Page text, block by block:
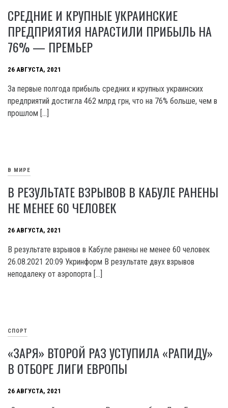
СРЕДНИЕ И КРУПНЫЕ УКРАИНСКИЕ
ПРЕДПРИЯТИЯ НАРАСТИЛИ ПРИБЫЛЬ НА
76% — ПРЕМЬЕР
26 АВГУСТА, 2021
За первые полгода прибыль средних и крупных украинских
предприятий достигла 462 млрд грн, что на 76% больше, чем в
прошлом […]
В МИРЕ
В РЕЗУЛЬТАТЕ ВЗРЫВОВ В КАБУЛЕ РАНЕНЫ
НЕ МЕНЕЕ 60 ЧЕЛОВЕК
26 АВГУСТА, 2021
В результате взрывов в Кабуле ранены не менее 60 человек
26.08.2021 20:09 Укринформ В результате двух взрывов
неподалеку от аэропорта […]
СПОРТ
«ЗАРЯ» ВТОРОЙ РАЗ УСТУПИЛА «РАПИДУ»
В ОТБОРЕ ЛИГИ ЕВРОПЫ
26 АВГУСТА, 2021